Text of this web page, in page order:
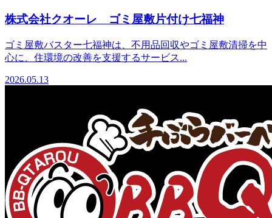
株式会社クオーレ ゴミ屋敷片付け七福神
ゴミ屋敷バスター七福神は、不用品回収やゴミ屋敷清掃を中
心に、住環境の改善を支援するサービス...
2026.05.13